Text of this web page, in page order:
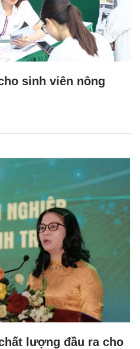
sinh viên nông
lượng đầu ra cho